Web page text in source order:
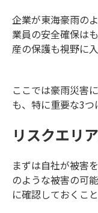
企業が東海豪雨の
業員の安全確保は
産の保護も視野に
ここでは豪雨災害
も、特に重要な3つ
リスクエリ
まずは自社が被害
のような被害の可
に確認しておくこ